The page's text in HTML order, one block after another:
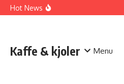
Fortsæt til indhold
Hot News
Find Din Personlige
Kaffe & kjoler Menu